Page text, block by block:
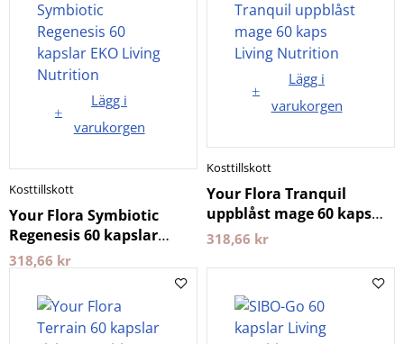
Lägg i
varukorgen
Kosttillskott
Your Flora Symbiotic
Regenesis 60 kapslar
EKO Living Nutrition
318,66 kr
Lägg i
varukorgen
Kosttillskott
Your Flora Tranquil
uppblåst mage 60 kaps
Living Nutrition
318,66 kr